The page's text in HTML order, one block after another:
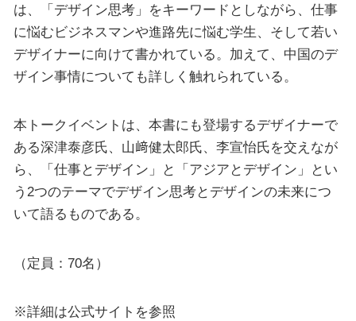
は、「デザイン思考」をキーワードとしながら、仕事
に悩むビジネスマンや進路先に悩む学生、そして若い
デザイナーに向けて書かれている。加えて、中国のデ
ザイン事情についても詳しく触れられている。
本トークイベントは、本書にも登場するデザイナーで
ある深津泰彦氏、山﨑健太郎氏、李宣怡氏を交えなが
ら、「仕事とデザイン」と「アジアとデザイン」とい
う2つのテーマでデザイン思考とデザインの未来につ
いて語るものである。
（定員：70名）
※詳細は公式サイトを参照